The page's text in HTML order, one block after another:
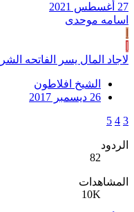
27 أغسطس 2021
اسامه موحدی
لاجاد المال يسر الفاتحه
الشيخ افلاطون
26 ديسمبر 2017
3
4
5
الردود
82
المشاهدات
10K